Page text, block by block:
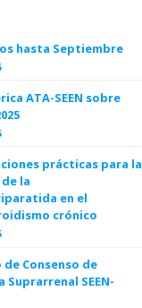
hasta Septiembre
ATA-SEEN sobre
prácticas para la
la
en el
crónico
Consenso de
Suprarrenal SEEN-